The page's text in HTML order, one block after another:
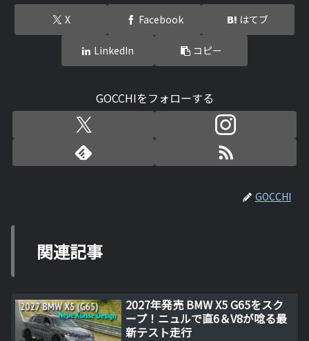
X Facebook はてブ
LinkedIn コピー
GOCCHIをフォローする
GOCCHI
関連記事
2027年発売 BMW X5 G65をスク
ープ！ニュルで直6＆V8が唸る最
新テスト走行